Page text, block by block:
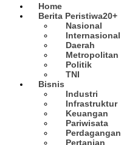
Home
Berita Peristiwa20+
Nasional
Internasional
Daerah
Metropolitan
Politik
TNI
Bisnis
Industri
Infrastruktur
Keuangan
Pariwisata
Perdagangan
Pertanian